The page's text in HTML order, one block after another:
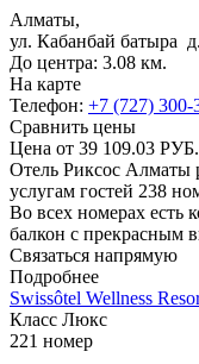
Алматы,
ул. Кабанбай батыра
До центра: 3.08 км.
На карте
Телефон: +7 (727) 300-
Сравнить цены
Цена от 39 109.03 РУБ.
Отель Риксос Алматы
услугам гостей 238
Во всех номерах есть
балкон с
Связаться напрямую
Подробнее
Swissôtel Wellness
Класс Люкс
221 номер